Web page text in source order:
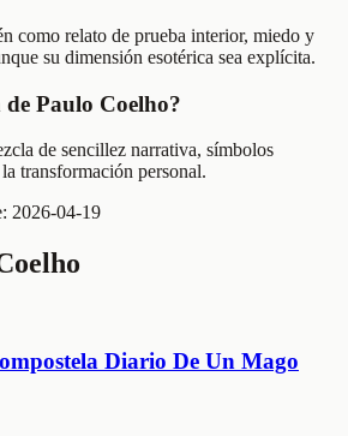
como relato de prueba interior, miedo y
su dimensión esotérica sea explícita.
Paulo Coelho?
de sencillez narrativa, símbolos
transformación personal.
2026-04-19
Diario De Un Mago